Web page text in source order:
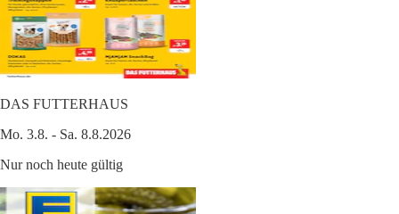
DAS FUTTERHAUS
Mo. 3.8. - Sa. 8.8.2026
Nur noch heute gültig